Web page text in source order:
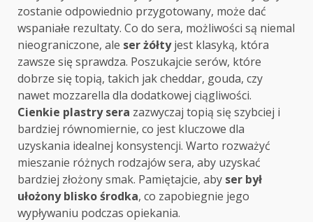
zostanie odpowiednio przygotowany, może dać
wspaniałe rezultaty. Co do sera, możliwości są niemal
nieograniczone, ale ser żółtyjest klasyką, która
zawsze się sprawdza. Poszukajcie serów, które
dobrze się topią, takich jak cheddar, gouda, czy
nawet mozzarella dla dodatkowej ciągliwości.
Cienkie plastry sera zazwyczaj topią się szybciej i
bardziej równomiernie, co jest kluczowe dla
uzyskania idealnej konsystencji. Warto rozważyć
mieszanie różnych rodzajów sera, aby uzyskać
bardziej złożony smak. Pamiętajcie, aby ser był
ułożony blisko środka, co zapobiegnie jego
wypływaniu podczas opiekania.